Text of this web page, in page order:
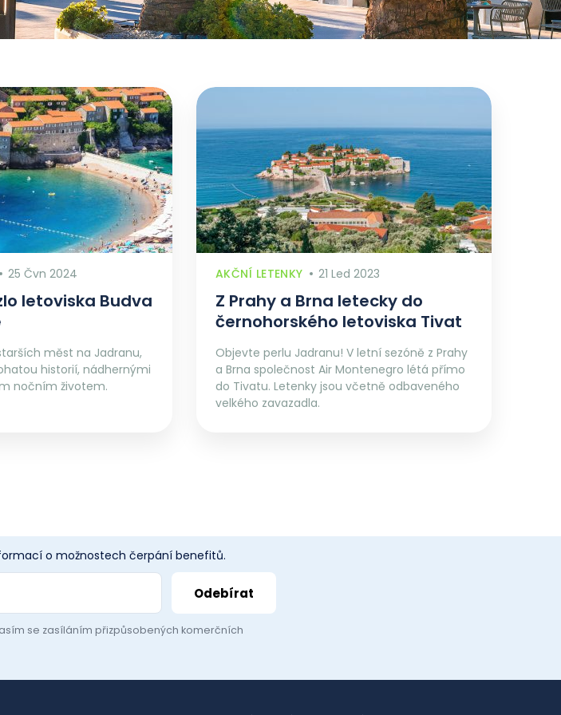
25 Čvn 2024
letoviska Budva
měst na Jadranu,
historií, nádhernými
nočním životem.
AKČNÍ LETENKY 21 Led 2023
Z Prahy a Brna letecky do
černohorského letoviska Tivat
Objevte perlu Jadranu! V letní sezóně z Prahy
a Brna společnost Air Montenegro létá přímo
do Tivatu. Letenky jsou včetně odbaveného
velkého zavazadla.
o možnostech čerpání benefitů.
se zasíláním přizpůsobených komerčních